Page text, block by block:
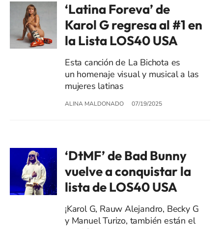
‘Latina Foreva’ de
Karol G regresa al #1 en
la Lista LOS40 USA
Esta canción de La Bichota es
un homenaje visual y musical a las
mujeres latinas
ALINA MALDONADO 07/19/2025
‘DtMF’ de Bad Bunny
vuelve a conquistar la
lista de LOS40 USA
¡Karol G, Rauw Alejandro, Becky G
y Manuel Turizo, también están el